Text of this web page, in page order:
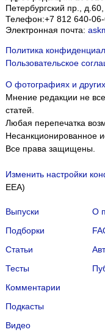
Петербургский пр.,
Телефон:+7 812 640-
Электронная почта:
Политика
Пользовательское
О фотографиях и
Мнение редакции не
статей.
Любая перепечатка
Несанкционированное
Все права защищены.
Изменить настройки
EEA)
Выпуски
Подборки
Статьи
Тесты
Комментарии
Подкасты
Видео
О